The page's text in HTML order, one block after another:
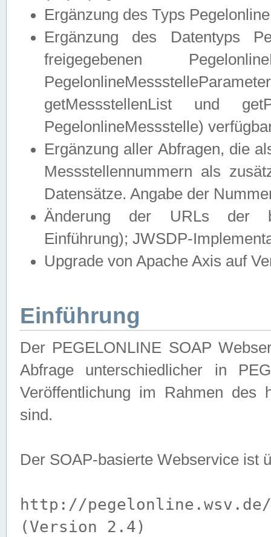
Ergänzung des Typs
Ergänzung des Datentyps
freigegebenen
getMessstellenList und
PegelonlineMessstelle)
Ergänzung aller Abfragen, die
Messstellennummern als
Datensätze. Angabe der
Änderung der URLs der
Einführung); JWSDP-
Upgrade von Apache Axis auf
Einführung
Der PEGELONLINE SOAP
Abfrage unterschiedlicher in
Veröffentlichung im Rahmen des
sind.
Der SOAP-basierte Webservice ist
http://pegelonline.wsv.de/
(Version 2.4)